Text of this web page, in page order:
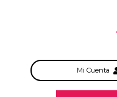
Mi Cuenta